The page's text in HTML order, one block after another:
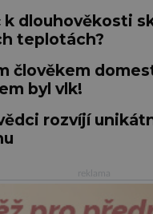
k dlouhověkosti
teplotách?
člověkem
byl vlk!
rozvíjí